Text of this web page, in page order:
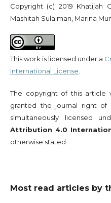
Copyright (c) 2019 Khatijah
Mashitah Sulaiman, Marina
This work is licensed under a
International License
The copyright of this article
granted the journal right
simultaneously licensed
Attribution 4.0
otherwise stated.
Most read articles by